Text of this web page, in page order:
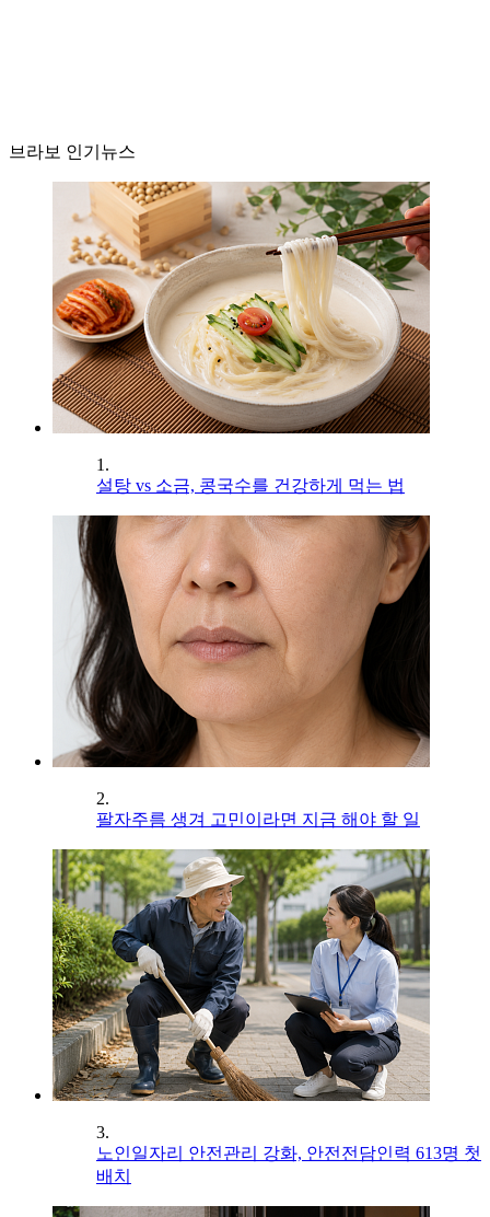
브라보 인기뉴스
1.
설탕 vs 소금, 콩국수를 건강하게 먹는 법
2.
팔자주름 생겨 고민이라면 지금 해야 할 일
3.
노인일자리 안전관리 강화, 안전전담인력 613명 첫
배치